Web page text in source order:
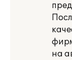
на